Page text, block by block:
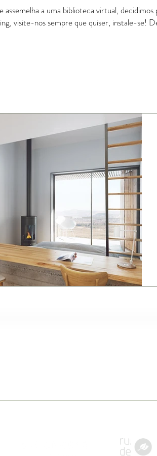
assemelha a uma biblioteca virtual,
visite-nos sempre que quiser, instale-se!